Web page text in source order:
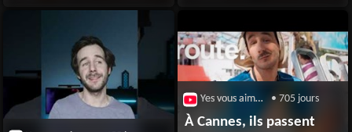
Yes vous aime / Broute • 705 jours
À Cannes, ils passent